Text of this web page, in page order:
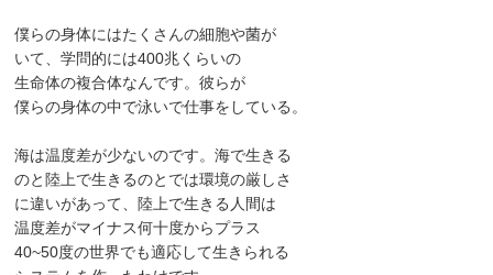
僕らの身体にはたくさんの細胞や菌が
いて、学問的には400兆くらいの
生命体の複合体なんです。彼らが
僕らの身体の中で泳いで仕事をしている。
海は温度差が少ないのです。海で生きる
のと陸上で生きるのとでは環境の厳しさ
に違いがあって、陸上で生きる人間は
温度差がマイナス何十度からプラス
40~50度の世界でも適応して生きられる